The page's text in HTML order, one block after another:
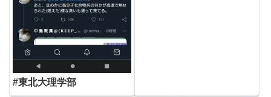
#東北大理学部